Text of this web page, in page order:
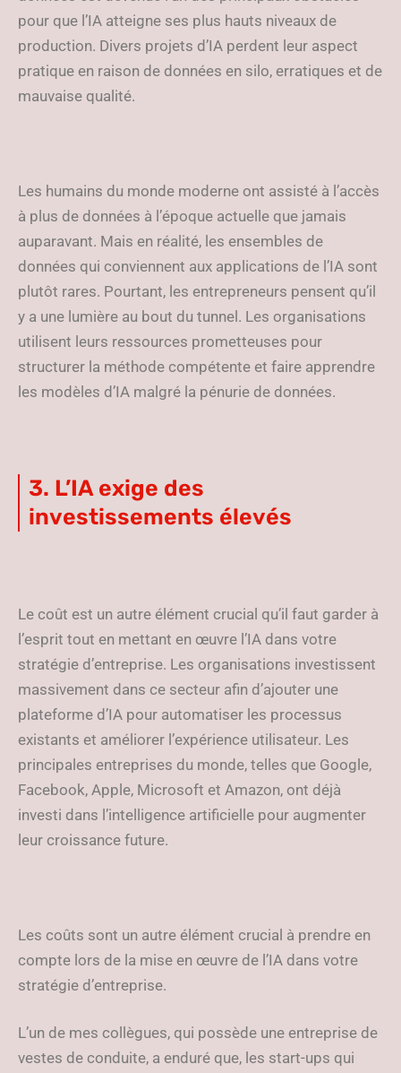
pour que l’IA atteigne ses plus hauts niveaux de
production. Divers projets d’IA perdent leur aspect
pratique en raison de données en silo, erratiques et de
mauvaise qualité.
Les humains du monde moderne ont assisté à l’accès
à plus de données à l’époque actuelle que jamais
auparavant. Mais en réalité, les ensembles de
données qui conviennent aux applications de l’IA sont
plutôt rares. Pourtant, les entrepreneurs pensent qu’il
y a une lumière au bout du tunnel. Les organisations
utilisent leurs ressources prometteuses pour
structurer la méthode compétente et faire apprendre
les modèles d’IA malgré la pénurie de données.
3. L’IA exige des
investissements élevés
Le coût est un autre élément crucial qu’il faut garder à
l’esprit tout en mettant en œuvre l’IA dans votre
stratégie d’entreprise. Les organisations investissent
massivement dans ce secteur afin d’ajouter une
plateforme d’IA pour automatiser les processus
existants et améliorer l’expérience utilisateur. Les
principales entreprises du monde, telles que Google,
Facebook, Apple, Microsoft et Amazon, ont déjà
investi dans l’intelligence artificielle pour augmenter
leur croissance future.
Les coûts sont un autre élément crucial à prendre en
compte lors de la mise en œuvre de l’IA dans votre
stratégie d’entreprise.
L’un de mes collègues, qui possède une entreprise de
vestes de conduite, a enduré que, les start-ups qui